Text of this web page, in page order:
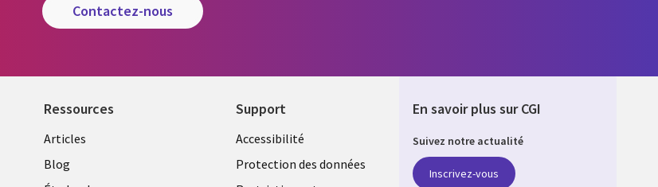
contactez-nous
Ressources
Library
Links
Articles
Blog
Support
Legal
FRANCE
Accessibilité
Protection des données
En savoir plus sur CGI
Suivez notre actualité
Inscrivez-vous